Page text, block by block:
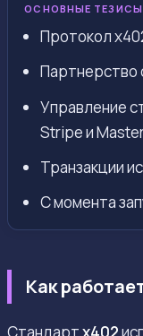
ОСНОВНЫЕ ТЕЗИСЫ
Протокол
Партнерство
Управление
Stripe и
Транзакции
С момента
Как